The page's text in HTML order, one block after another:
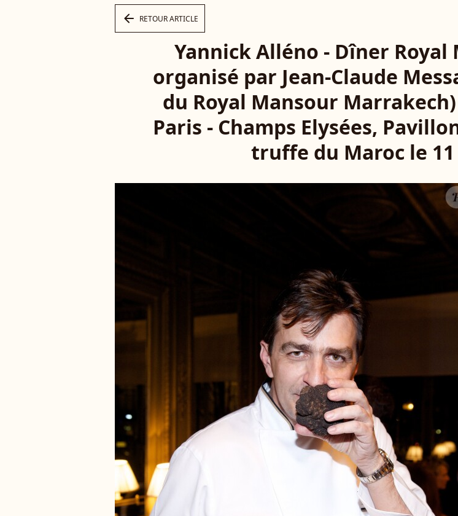
arrow_left RETOUR ARTICLE
Yannick Alléno - Dîner
organisé par Jean-Claude
du Royal Mansour
Paris - Champs Elysées,
truffe du Maroc le